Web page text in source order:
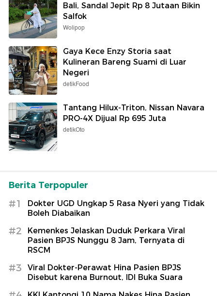
Bali, Sandal Jepit Rp 8 Jutaan Bikin
Salfok
Wolipop
Gaya Kece Enzy Storia saat
Kulineran Bareng Suami di Luar
Negeri
detikFood
Tantang Hilux-Triton, Nissan Navara
PRO-4X Dijual Rp 695 Juta
detikOto
Berita Terpopuler
#1
Dokter UGD Ungkap 5 Rasa Nyeri yang Tidak
Boleh Diabaikan
#2
Kemenkes Jelaskan Duduk Perkara Viral
Pasien BPJS Nunggu 8 Jam, Ternyata di
RSCM
#3
Viral Dokter-Perawat Hina Pasien BPJS
Disebut karena Burnout, IDI Buka Suara